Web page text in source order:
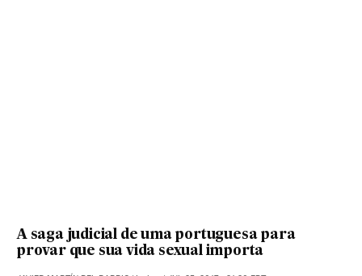
A saga judicial de uma portuguesa para
provar que sua vida sexual importa